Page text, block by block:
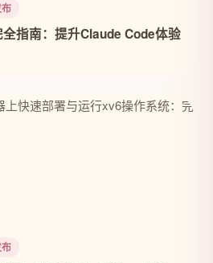
指南：提升Claude Code体验